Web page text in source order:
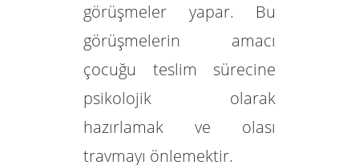
görüşmeler yapar. Bu
görüşmelerin amacı
çocuğu teslim sürecine
psikolojik olarak
hazırlamak ve olası
travmayı önlemektir.